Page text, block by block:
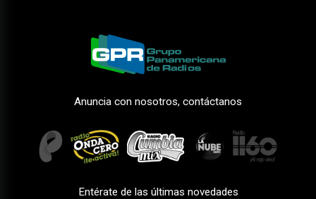
Anuncia con nosotros, contáctanos
Entérate de las últimas novedades